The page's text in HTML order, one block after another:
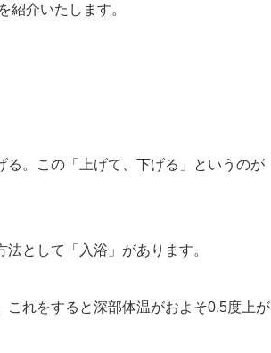
紹介いたします。
る。この「上げて、下げる」というのが
として「入浴」があります。
れをすると深部体温がおよそ0.5度上が